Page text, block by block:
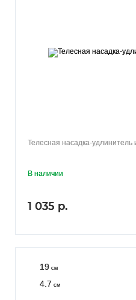
Телесная насадка-удлинитель
В наличии
1 035 р.
19 см
4.7 см